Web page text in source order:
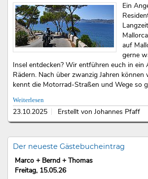
Ein
auf
gerne
Insel entdecken? Wir entführen euch in ein
Rädern. Nach über zwanzig Jahren können
kennt die Motorrad-Straßen und Wege so
Weiterlesen
23.10.2025 Erstellt von Johannes Pfaff
Der neueste Gästebucheintrag
Marco + Bernd + Thomas
Freitag, 15.05.26